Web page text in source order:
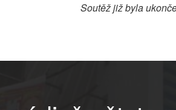
Soutěž již byla